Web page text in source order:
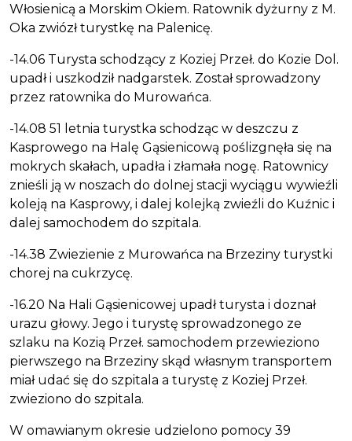
Włosienicą a Morskim Okiem. Ratownik dyżurny z M.
Oka zwiózł turystkę na Palenicę.
-14.06 Turysta schodzący z Koziej Przeł. do Kozie Dol.
upadł i uszkodził nadgarstek. Został sprowadzony
przez ratownika do Murowańca.
-14.08 51 letnia turystka schodząc w deszczu z
Kasprowego na Halę Gąsienicową poślizgnęła się na
mokrych skałach, upadła i złamała nogę. Ratownicy
znieśli ją w noszach do dolnej stacji wyciągu wywieźli
koleją na Kasprowy, i dalej kolejką zwieźli do Kuźnic i
dalej samochodem do szpitala.
-14.38 Zwiezienie z Murowańca na Brzeziny turystki
chorej na cukrzycę.
-16.20 Na Hali Gąsienicowej upadł turysta i doznał
urazu głowy. Jego i turystę sprowadzonego ze
szlaku na Kozią Przeł. samochodem przewieziono
pierwszego na Brzeziny skąd własnym transportem
miał udać się do szpitala a turystę z Koziej Przeł.
zwieziono do szpitala.
W omawianym okresie udzielono pomocy 39